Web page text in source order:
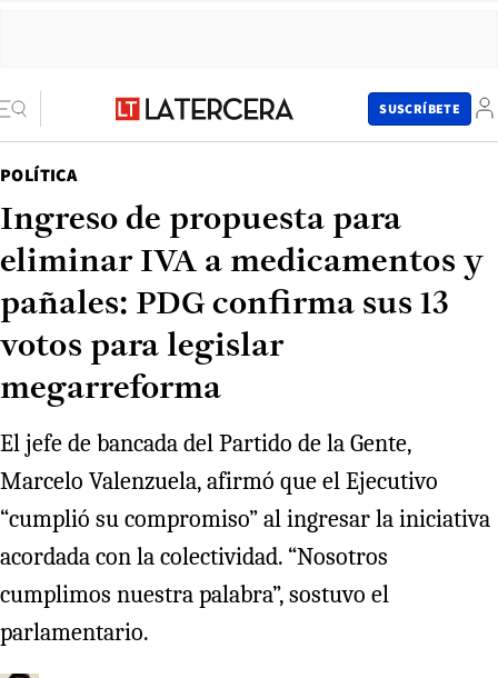
SUSCRÍBETE
POLÍTICA
Ingreso de propuesta para
eliminar IVA a medicamentos y
pañales: PDG confirma sus 13
votos para legislar
megarreforma
El jefe de bancada del Partido de la Gente,
Marcelo Valenzuela, afirmó que el Ejecutivo
“cumplió su compromiso” al ingresar la iniciativa
acordada con la colectividad. “Nosotros
cumplimos nuestra palabra”, sostuvo el
parlamentario.